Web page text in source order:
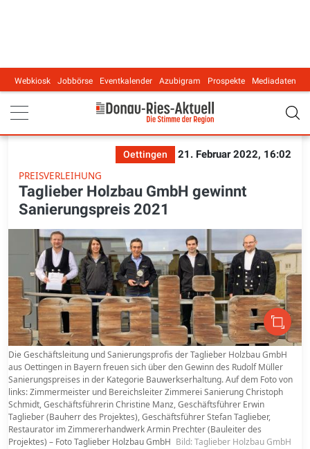
Main navigation
Webkiosk Jobbörse Eventkalender Azubigram Prospekte Mediadaten
Oettingen
21. Februar 2022, 16:02
PREISVERLEIHUNG
Taglieber Holzbau GmbH gewinnt
Sanierungspreis 2021
Die Geschäftsleitung und Sanierungsprofis der Taglieber Holzbau GmbH
aus Oettingen in Bayern freuen sich über den Gewinn des Rudolf Müller
Sanierungspreises in der Kategorie Bauwerkserhaltung. Auf dem Foto von
links: Zimmermeister und Bereichsleiter Zimmerei Sanierung Christoph
Schmidt, Geschäftsführerin Christine Manz, Geschäftsführer Erwin
Taglieber (Bauherr des Projektes), Geschäftsführer Stefan Taglieber,
Restaurator im Zimmererhandwerk Armin Prechter (Bauleiter des
Projektes) – Foto Taglieber Holzbau GmbH Bild: Taglieber Holzbau GmbH